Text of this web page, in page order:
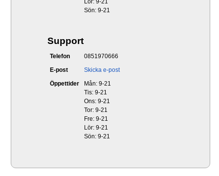
Sön: 9-21
Support
Telefon
0851970666
E-post
Skicka e-post
Öppettider
Mån: 9-21
Tis: 9-21
Ons: 9-21
Tor: 9-21
Fre: 9-21
Lör: 9-21
Sön: 9-21